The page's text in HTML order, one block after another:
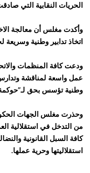
الحريات النقابية التي
وأكدت مغلس أن معالجة
اتخاذ تدابير وطنية وسريعة
ودعت كافة المنظمات
عمل واسعة لمناقشة وتدارس
وطنية تؤسس بحق لـ”حوكمة
وحذرت مغلس الجهات
من التدخل في استقلالية
كافة السبل القانونية
استقلاليتها وحرية عملها.